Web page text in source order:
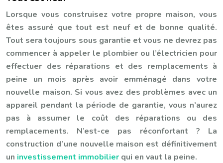
Lorsque vous construisez votre propre maison, vous
êtes assuré que tout est neuf et de bonne qualité.
Tout sera toujours sous garantie et vous ne devrez pas
commencer à appeler le plombier ou l’électricien pour
effectuer des réparations et des remplacements à
peine un mois après avoir emménagé dans votre
nouvelle maison. Si vous avez des problèmes avec un
appareil pendant la période de garantie, vous n’aurez
pas à assumer le coût des réparations ou des
remplacements. N’est-ce pas réconfortant ? La
construction d’une nouvelle maison est définitivement
un investissement immobilier qui en vaut la peine.